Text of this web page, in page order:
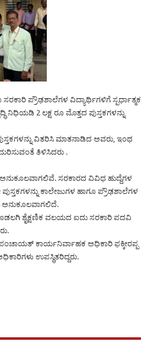
ಪ್ರೌಢಶಾಲೆಗಳ ವಿದ್ಯಾರ್ಥಿಗಳಿಗೆ ಸ್ಪರ್ಧಾತ್ಮಕ
ನಿಧಿಯಡಿ 2 ಲಕ್ಷ ರೂ ಮೊತ್ತದ ಪುಸ್ತಕಗಳನ್ನು
ವಿತರಿಸಿ ಮಾತನಾಡಿದ ಅವರು, ಇಂಥ
ತಿಳಿಸಿದರು .
ಅನುಕೂಲವಾಗಲಿವೆ. ಸರಕಾರದ ವಿವಿಧ ಹುದ್ದೆಗಳ
ಕಾಲೇಜುಗಳ ಹಾಗೂ ಪ್ರೌಢಶಾಲೆಗಳ
ಅನುಕೂಲವಾಗಲಿದೆ.
ಶೈಕ್ಷಣಿಕ ವಲಯದ ಐದು ಸರಕಾರಿ ಪದವಿ
ಕಾರ್ಯನಿರ್ವಾಹಕ ಅಧಿಕಾರಿ ಫಕ್ಕೀರಪ್ಪ
ಉಪಸ್ಥಿತರಿದ್ದರು.